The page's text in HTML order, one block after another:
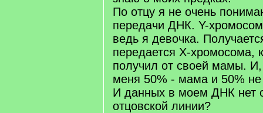
По отцу я не очень
передачи ДНК. Y-
ведь я девочка.
передается Х-хромосома,
получил от своей мамы. И,
меня 50% - мама и 50%
И данных в моем ДНК нет
отцовской линии?